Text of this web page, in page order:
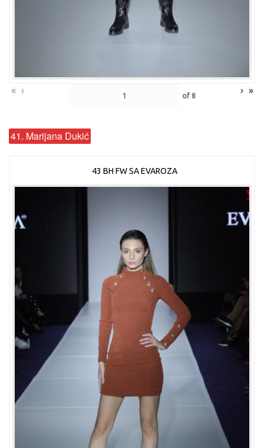
« ‹ of 8 › »
41. Marijana Dukić
43 BH FW SA EVAROZA